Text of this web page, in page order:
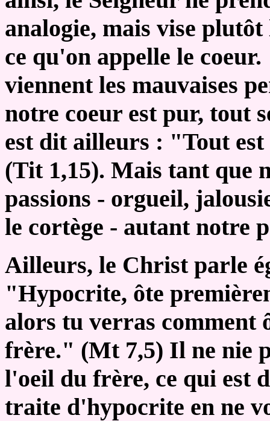
analogie, mais vise
ce qu'on appelle le
viennent les mauvaises
notre coeur est pur, tout
est dit ailleurs : "Tout
(Tit 1,15). Mais tant que
passions - orgueil,
le cortège - autant notre
Ailleurs, le Christ parle
"Hypocrite, ôte
alors tu verras comment
frère." (Mt 7,5) Il ne nie
l'oeil du frère, ce qui est
traite d'hypocrite en ne